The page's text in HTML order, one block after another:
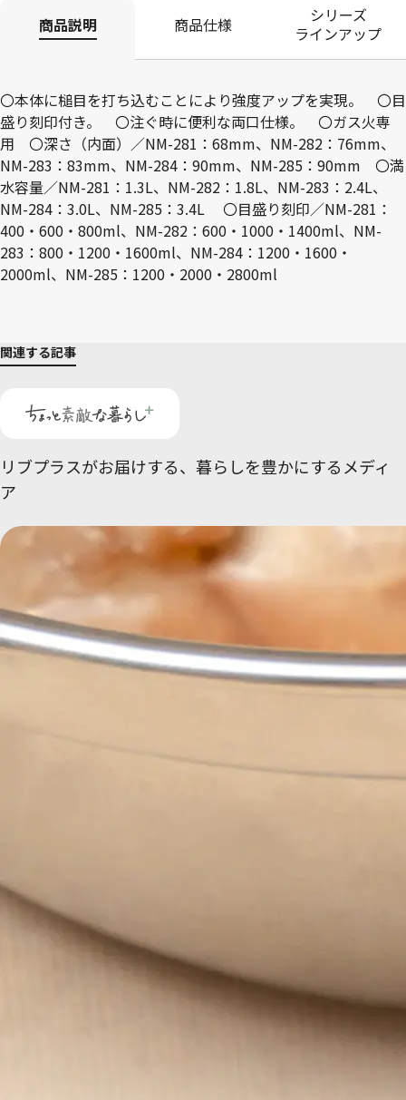
商品説明 商品仕様
シリーズ
ラインアップ
〇本体に槌目を打ち込むことにより強度アップを実現。 〇目
盛り刻印付き。 〇注ぐ時に便利な両口仕様。 〇ガス火専
用 〇深さ（内面）／NM-281：68mm、NM-282：76mm、
NM-283：83mm、NM-284：90mm、NM-285：90mm 〇満
水容量／NM-281：1.3L、NM-282：1.8L、NM-283：2.4L、
NM-284：3.0L、NM-285：3.4L 〇目盛り刻印／NM-281：
400・600・800ml、NM-282：600・1000・1400ml、NM-
283：800・1200・1600ml、NM-284：1200・1600・
2000ml、NM-285：1200・2000・2800ml
関連する記事
リブプラスがお届けする、 暮らしを豊かにするメディ
ア